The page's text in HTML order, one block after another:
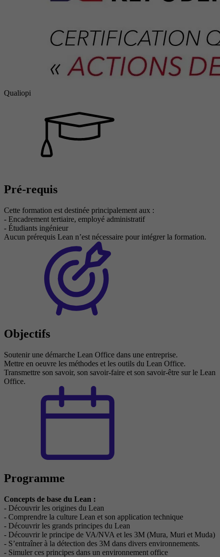
Qualiopi
Pré-requis
Cette formation est destinée principalement aux :
- Encadrement tertiaire, employé administratif
- Étudiants ingénieur
Aucun prérequis Lean n’est nécessaire pour intégrer la formation.
Objectifs
Soutenir une démarche Lean Office dans une entreprise.
Mettre en oeuvre les méthodes et les outils du Lean Office.
Transmettre son savoir, son savoir-faire et son savoir-être sur le Lean
Office.
Programme
Concepts de base du Lean :
- Découvrir les origines du Lean
- Comprendre la culture Lean et son application technique
- Découvrir les grands principes du Lean
- Découvrir le principe de VA/NVA et les 3M (Mura, Muri et Muda)
- S’entraîner à la détection des 3M dans divers environnements.
- Simuler ces principes dans un environnement office